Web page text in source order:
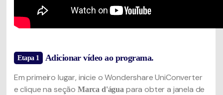
Etapa 1 Adicionar vídeo ao programa.
Em primeiro lugar, inicie o Wondershare UniConverter
e clique na seção Marca d'água para obter a janela de